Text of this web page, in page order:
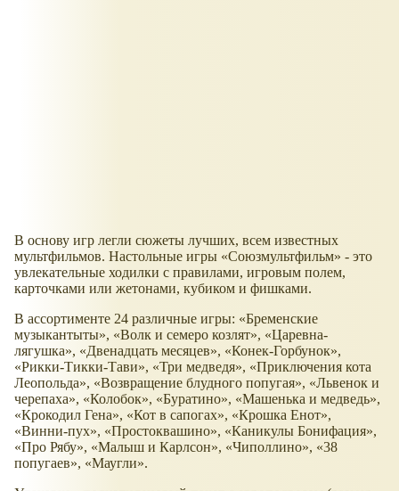
В основу игр легли сюжеты лучших, всем известных
мультфильмов. Настольные игры «Союзмультфильм» - это
увлекательные ходилки с правилами, игровым полем,
карточками или жетонами, кубиком и фишками.
В ассортименте 24 различные игры: «Бременские
музыкантыты», «Волк и семеро козлят», «Царевна-
лягушка», «Двенадцать месяцев», «Конек-Горбунок»,
«Рикки-Тикки-Тави», «Три медведя», «Приключения кота
Леопольда», «Возвращение блудного попугая», «Львенок и
черепаха», «Колобок», «Буратино», «Машенька и медведь»,
«Крокодил Гена», «Кот в сапогах», «Крошка Енот»,
«Винни-пух», «Простоквашино», «Каникулы Бонифация»,
«Про Рябу», «Малыш и Карлсон», «Чиполлино», «38
попугаев», «Маугли».